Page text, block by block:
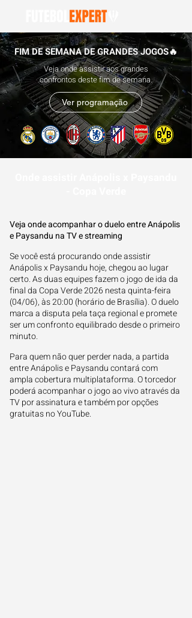
FIM DE SEMANA DE GRANDES JOGOS🔥
Veja onde assistir aos grandes
confrontos deste fim de semana.
Ver programação
Veja onde acompanhar o duelo entre Anápolis
e Paysandu na TV e streaming
Se você está procurando onde assistir
Anápolis x Paysandu hoje, chegou ao lugar
certo. As duas equipes fazem o jogo de ida da
final da Copa Verde 2026 nesta quinta-feira
(04/06), às 20:00 (horário de Brasília). O duelo
marca a disputa pela taça regional e promete
ser um confronto equilibrado desde o primeiro
minuto.
Para quem não quer perder nada, a partida
entre Anápolis e Paysandu contará com
ampla cobertura multiplataforma. O torcedor
poderá acompanhar o jogo ao vivo através da
TV por assinatura e também por opções
gratuitas no YouTube.